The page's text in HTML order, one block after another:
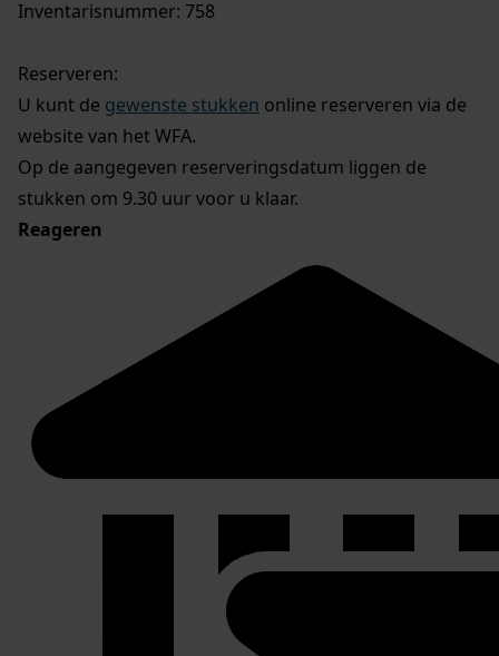
Inventarisnummer: 758
Reserveren:
U kunt de gewenste stukken online reserveren via de
website van het WFA.
Op de aangegeven reserveringsdatum liggen de
stukken om 9.30 uur voor u klaar.
Reageren